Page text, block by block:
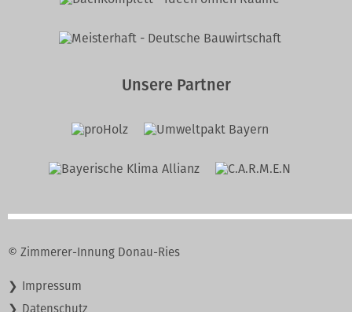
Unsere Partner
© Zimmerer-Innung Donau-Ries
Navigation
Impressum
Datenschutz